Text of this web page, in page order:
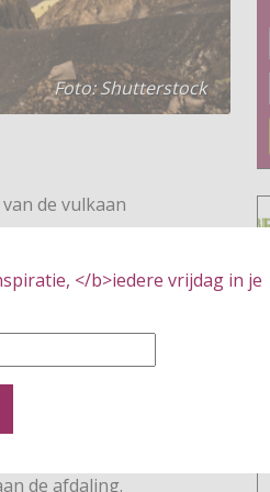
</b>iedere vrijdag in je
Foto: Shutterstock
de vulkaan
dat wandelpaden
kwamen 16
uit het
noodgedwongen
kwamen
de afdaling.